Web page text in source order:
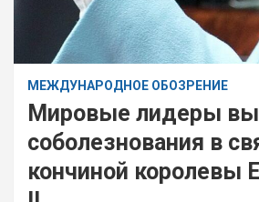
МЕЖДУНАРОДНОЕ ОБОЗРЕНИЕ
Мировые лидеры
соболезнования в
кончиной королевы